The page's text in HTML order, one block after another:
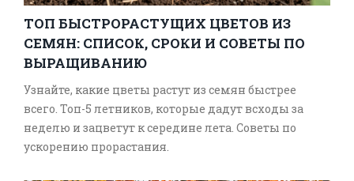
ТОП БЫСТРОРАСТУЩИХ ЦВЕТОВ ИЗ
СЕМЯН: СПИСОК, СРОКИ И СОВЕТЫ ПО
ВЫРАЩИВАНИЮ
Узнайте, какие цветы растут из семян быстрее
всего. Топ-5 летников, которые дадут всходы за
неделю и зацветут к середине лета. Советы по
ускорению прорастания.